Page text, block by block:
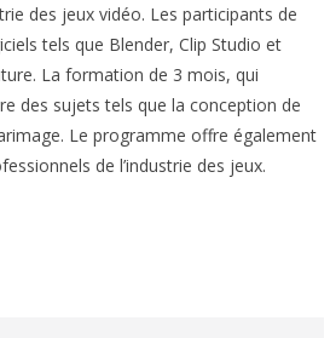
des jeux vidéo. Les participants de
tels que Blender, Clip Studio et
La formation de 3 mois, qui
des sujets tels que la conception de
Le programme offre également
de l’industrie des jeux.